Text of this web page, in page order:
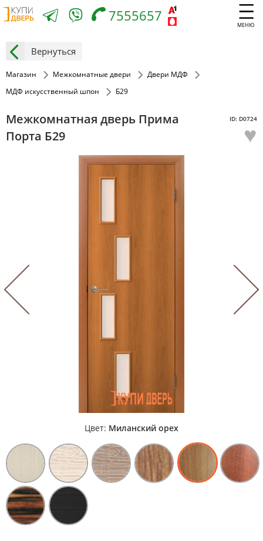
МЕНЮ
7555657
Вернуться
Магазин Межкомнатные двери
Двери МДФ
МДФ искусственный шпон
Б29
Межкомнатная дверь Прима
Порта Б29
ID: D0724
♥
Цвет: Миланский орех